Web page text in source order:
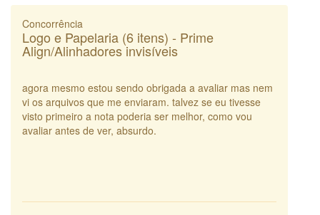
Concorrência
Logo e Papelaria (6 itens) - Prime
Align/Alinhadores invisíveis
agora mesmo estou sendo obrigada a avaliar mas nem
vi os arquivos que me enviaram. talvez se eu tivesse
visto primeiro a nota poderia ser melhor, como vou
avaliar antes de ver, absurdo.